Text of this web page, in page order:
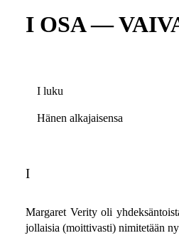
I OSA —
I luku
Hänen alkajaisensa
I
Margaret Verity oli
jollaisia (moittivasti) nimitetään